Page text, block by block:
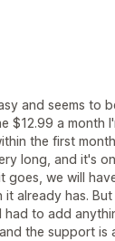
and seems to
$12.99 a month
the first
long, and it's
goes, we will
it already has.
had to add
the support is